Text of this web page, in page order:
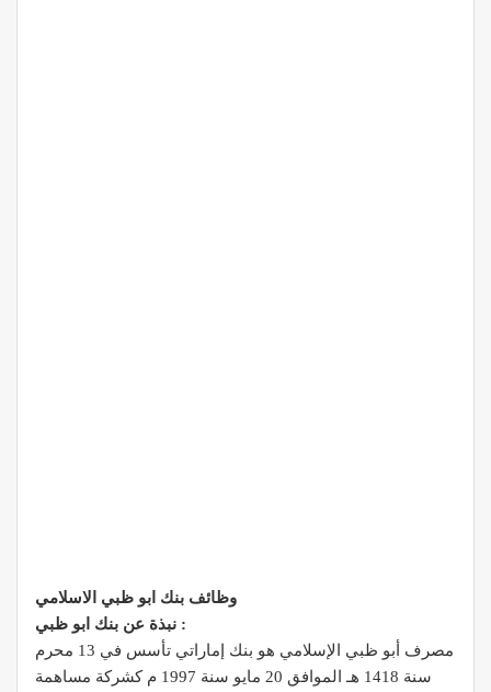
وظائف بنك ابو ظبي الاسلامي
نبذة عن بنك ابو ظبي :
مصرف أبو ظبي الإسلامي هو بنك إماراتي تأسس في 13 محرم
سنة 1418 هـ الموافق 20 مايو سنة 1997 م كشركة مساهمة